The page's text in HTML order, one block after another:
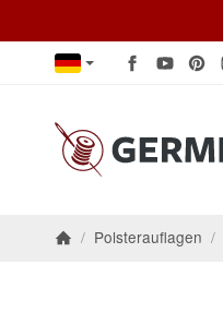
/ Polsterauflagen /